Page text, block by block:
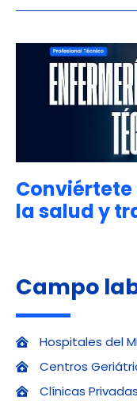
la salud y
Campo
Hospitales del
Centros
Clínicas Privadas